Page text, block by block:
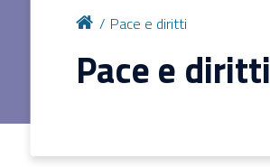
Tutte le notizie
Pace e diritti
Pace e diritti